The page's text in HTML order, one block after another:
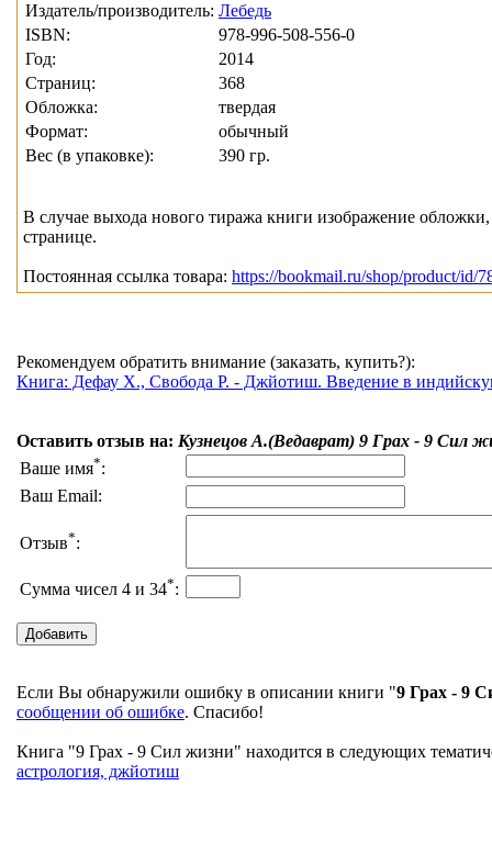
Издатель/производитель: Лебедь
ISBN:
978-996-508-556-0
Год:
2014
Страниц:
368
Обложка:
твердая
Формат:
обычный
Вес (в упаковке):
390 гр.
В случае выхода нового тиража книги изображение
странице.
Постоянная ссылка товара: https://bookmail.ru/shop/product/id/
Рекомендуем обратить внимание (заказать, купить?):
Книга: Дефау Х., Свобода Р. - Джйотиш. Введение в
Оставить отзыв на: Кузнецов А.(Ведаврат) 9 Грах - 9 Сил
Ваше имя*:
Ваш Email:
Отзыв*:
Сумма чисел 4 и 34*:
Если Вы обнаружили ошибку в описании книги "9 Грах - 9
сообщении об ошибке. Спасибо!
Книга "9 Грах - 9 Сил жизни" находится в следующих
астрология, джйотиш